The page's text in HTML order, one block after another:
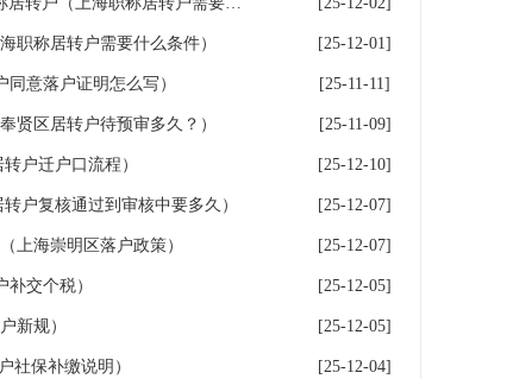
职称居转户需要什么条件） [25-12-01]
意落户证明怎么写） [25-11-11]
贤区居转户待预审多久？） [25-11-09]
户迁户口流程） [25-12-10]
户复核通过到审核中要多久） [25-12-07]
上海崇明区落户政策） [25-12-07]
交个税） [25-12-05]
新规） [25-12-05]
社保补缴说明） [25-12-04]